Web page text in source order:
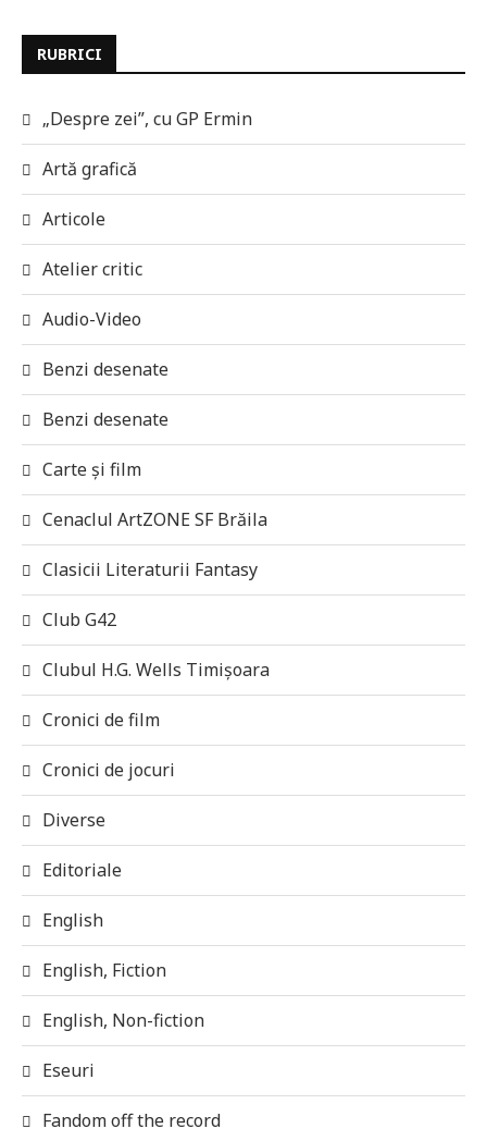
RUBRICI
„Despre zei”, cu GP Ermin
Artă grafică
Articole
Atelier critic
Audio-Video
Benzi desenate
Benzi desenate
Carte și film
Cenaclul ArtZONE SF Brăila
Clasicii Literaturii Fantasy
Club G42
Clubul H.G. Wells Timișoara
Cronici de film
Cronici de jocuri
Diverse
Editoriale
English
English, Fiction
English, Non-fiction
Eseuri
Fandom off the record